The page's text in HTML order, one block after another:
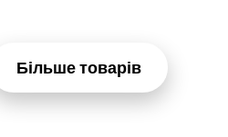
Більше товарів